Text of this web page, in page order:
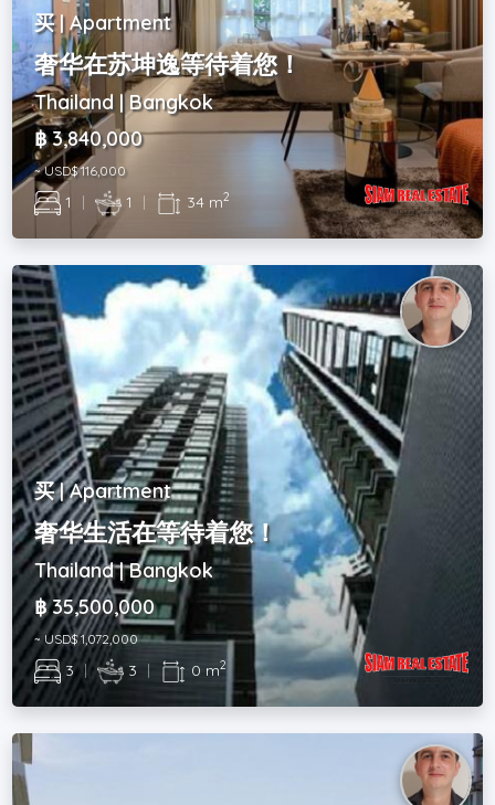
买 | Apartment
奢华在苏坤逸等待着您！
Thailand | Bangkok
฿ 3,840,000
~ USD$ 116,000
1 | 1 | 34 m2
买 | Apartment
奢华生活在等待着您！
Thailand | Bangkok
฿ 35,500,000
~ USD$ 1,072,000
3 | 3 | 0 m2